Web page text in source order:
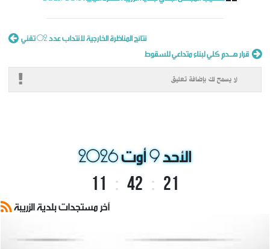
نتائج المناظرة الخارجية لانتداب عدد 02 تقني
قرار هـــدم كلي لبناء متداعي للسقوط
لا يسمح لك بإضافة تعليق
الأحد 9 أوت 2026
11 : 42 : 21
آخر مستجدات بلدية الزريبة
النتائج الأولية للمناظرة الخارجية لانتداب تقني اختصاص هندسة مدنية
وضع بتاريخ: 25/06